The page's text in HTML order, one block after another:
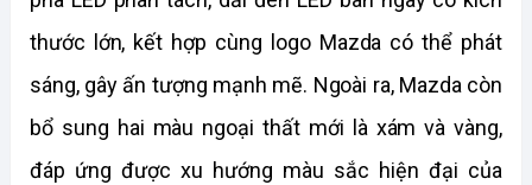
thước lớn, kết hợp cùng logo Mazda có thể phát
sáng, gây ấn tượng mạnh mẽ. Ngoài ra, Mazda còn
bổ sung hai màu ngoại thất mới là xám và vàng,
đáp ứng được xu hướng màu sắc hiện đại của